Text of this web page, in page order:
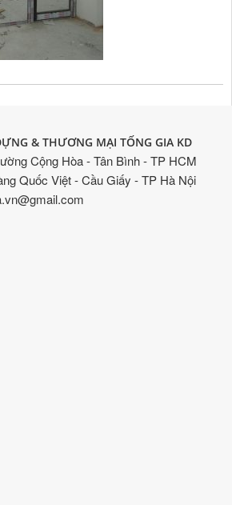
& THƯƠNG MẠI TỐNG GIA KD
Cộng Hòa - Tân Bình - TP HCM
Quốc Việt - Cầu Giấy - TP Hà Nội